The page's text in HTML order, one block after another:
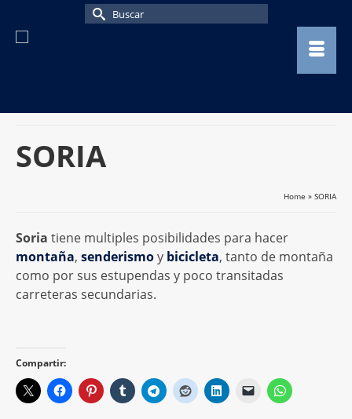
Buscar
SORIA
Home » SORIA
Soria tiene multiples posibilidades para hacer
montaña, senderismoy bicicleta, tanto de montaña
como por sus estupendas y poco transitadas
carreteras secundarias.
Compartir: